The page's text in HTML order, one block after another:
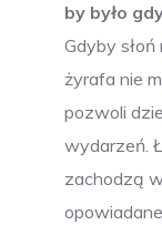
by było
Gdyby
żyrafa nie
pozwoli
wydarzeń.
zachodzą